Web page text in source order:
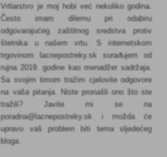
Vrtlarstvo je moj hobi već nekoliko godina.
Često imam dilemu pri odabiru
odgovarajućeg zaštitnog sredstva protiv
štetnika u našem vrtu. S internetskom
trgovinom lacnepostreky.sk surađujem od
rujna 2019. godine kao menadžer sadržaja.
Sa svojim timom tražim cjelovite odgovore
na vaša pitanja. Niste pronašli ono što ste
tražili? Javite mi se na
poradna@lacnepostreky.sk i možda će
upravo vaš problem biti tema sljedećeg
bloga.